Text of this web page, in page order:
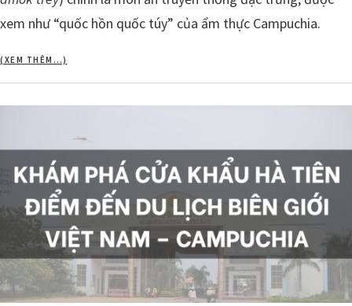
xem như “quốc hồn quốc túy” của ẩm thực Campuchia.
(XEM THÊM…)